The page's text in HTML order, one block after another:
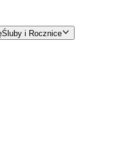
Śluby i Rocznice